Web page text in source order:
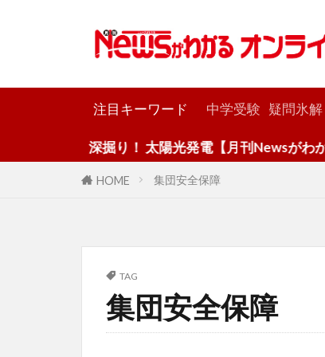
注目キーワード 中学受験 疑問氷解
深掘り！ 太陽光発電【月刊Newsがわかる
HOME 集団安全保障
TAG
集団安全保障